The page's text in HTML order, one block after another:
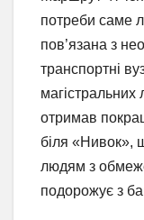
потреби саме
пов’язана з
транспортні
магістральних
отримав
біля «Нивок»,
людям з
подорожує з